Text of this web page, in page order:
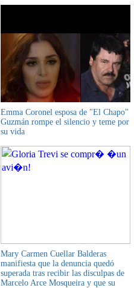
Emma Coronel esposa de "El Chapo"
Guzmán rompe el silencio y teme por
su vida
Mary Carmen Cuellar Balderas
manifiesta que la denuncia quedó
superada tras recibir las disculpas de
Marcelo Arce Mosqueira y que su